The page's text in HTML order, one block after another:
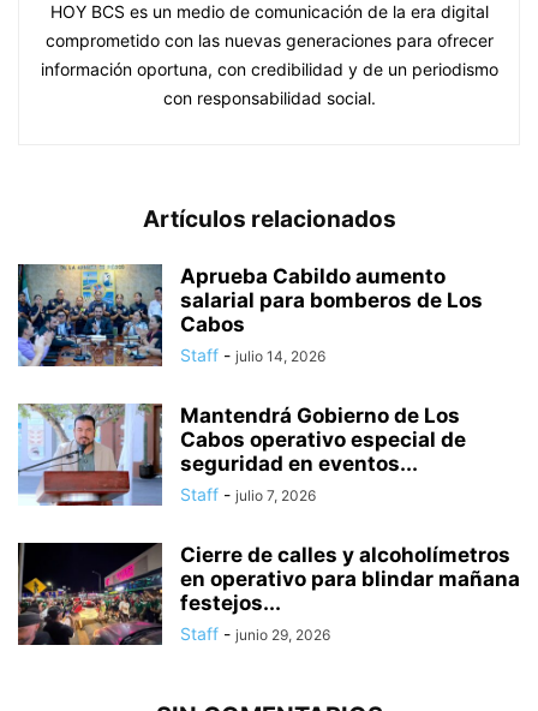
HOY BCS es un medio de comunicación de la era digital
comprometido con las nuevas generaciones para ofrecer
información oportuna, con credibilidad y de un periodismo
con responsabilidad social.
Artículos relacionados
Aprueba Cabildo aumento
salarial para bomberos de Los
Cabos
Staff - julio 14, 2026
Mantendrá Gobierno de Los
Cabos operativo especial de
seguridad en eventos...
Staff - julio 7, 2026
Cierre de calles y alcoholímetros
en operativo para blindar mañana
festejos...
Staff - junio 29, 2026